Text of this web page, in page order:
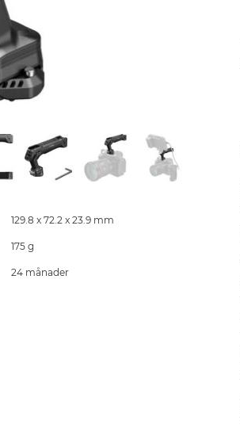
129.8 x 72.2 x 23.9 mm
175 g
24 månader